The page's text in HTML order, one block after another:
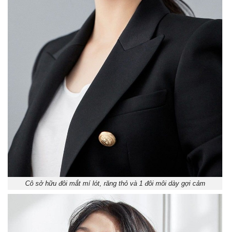
Cô sở hữu đôi mắt mí lót, răng thỏ và 1 đôi môi dày gợi cảm